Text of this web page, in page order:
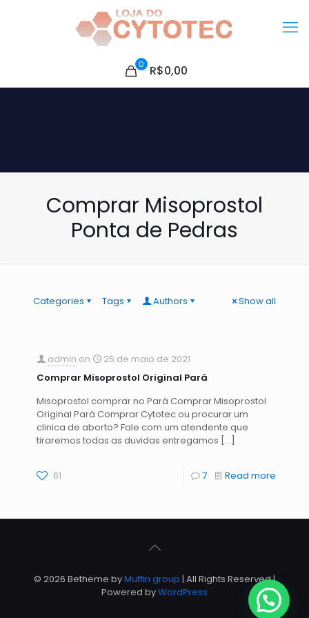
0 R$0,00
Comprar Misoprostol
Ponta de Pedras
Categories Tags Authors Show all
admin on
25 de maio de 2021
Comprar Misoprostol Original Pará
Misoprostol comprar no Pará Comprar Misoprostol
Original Pará Comprar Cytotec ou procurar um
clinica de aborto? Fale com um atendente que
tiraremos todas as duvidas entregamos […]
61 7 Read more
© 2026 Betheme byMuffin group | All Rights Reserved |
Powered byWordPress